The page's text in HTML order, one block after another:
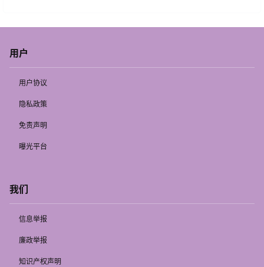
用户
用户协议
隐私政策
免责声明
曝光平台
我们
信息举报
廉政举报
知识产权声明